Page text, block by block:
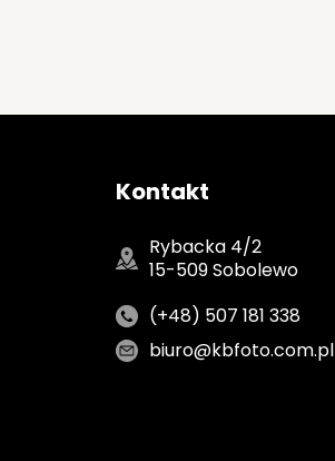
Kontakt
Rybacka 4/2
15-509 Sobolewo
(+48) 507 181 338
biuro@kbfoto.com.pl